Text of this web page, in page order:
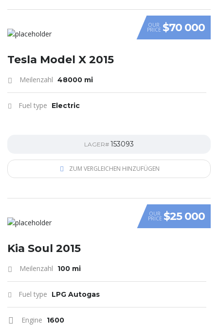
OUR
PRICE $70 000
Tesla Model X 2015
Meilenzahl 48000 mi
Fuel type Electric
LAGER# 153093
ZUM VERGLEICHEN HINZUFÜGEN
VIDEO
OUR
PRICE $25 000
Kia Soul 2015
Meilenzahl 100 mi
Fuel type LPG Autogas
Engine 1600